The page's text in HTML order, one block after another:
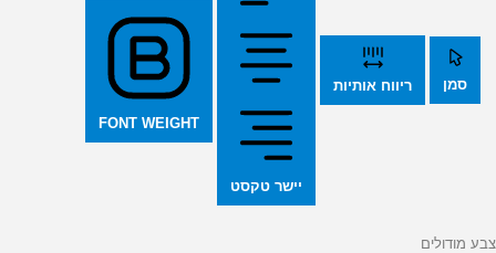
סמן ריווח אותיות
יישר טקסט
FONT WEIGHT
צבע מודולים